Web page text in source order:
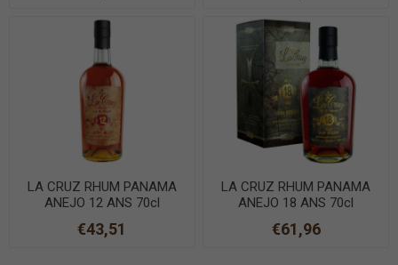
LA CRUZ RHUM PANAMA
ANEJO 12 ANS 70cl
€43,51
LA CRUZ RHUM PANAMA
ANEJO 18 ANS 70cl
€61,96